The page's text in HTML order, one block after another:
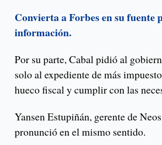
Convierta a Forbes en su fuente
información.
Por su parte, Cabal pidió al
solo al expediente de más
hueco fiscal y cumplir con las
Yansen Estupiñán, gerente de
pronunció en el mismo sentido.